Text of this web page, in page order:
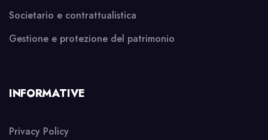
Societario e contrattualistica
Gestione e protezione del patrimonio
INFORMATIVE
Privacy Policy